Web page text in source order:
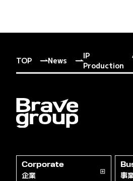
TOP News
IP
Production
Corporate
企業 事